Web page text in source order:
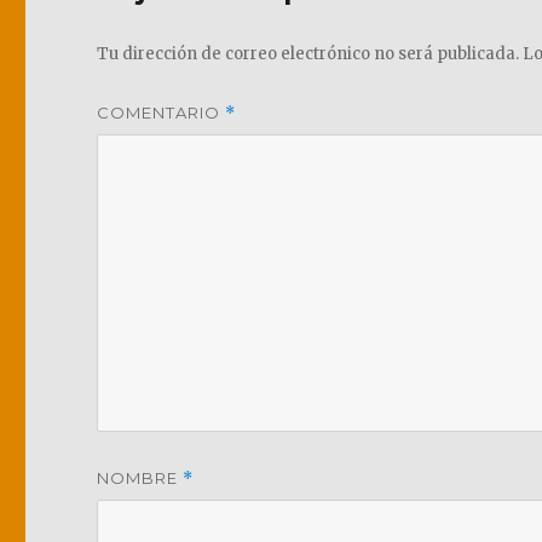
Tu dirección de correo electrónico no será publicada.
COMENTARIO *
NOMBRE *